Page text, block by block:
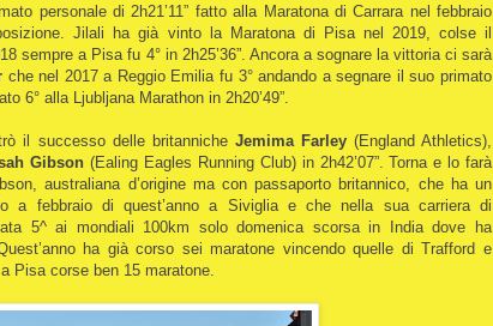
personale di 2h21’11” fatto alla Maratona di Carrara nel febbraio
Jilali ha già vinto la Maratona di Pisa nel 2019, colse il
sempre a Pisa fu 4° in 2h25’36”. Ancora a sognare la vittoria ci sarà
che nel 2017 a Reggio Emilia fu 3° andando a segnare il suo primato
6° alla Ljubljana Marathon in 2h20’49”.
il successo delle britannicheJemima Farley (England Athletics),
Gibson(Ealing Eagles Running Club) in 2h42’07”. Torna e lo farà
australiana d’origine ma con passaporto britannico, che ha un
a febbraio di quest’anno a Siviglia e che nella sua carriera di
5^ ai mondiali 100km solo domenica scorsa in India dove ha
ha già corso sei maratone vincendo quelle di Trafford e
Pisa corse ben 15 maratone.